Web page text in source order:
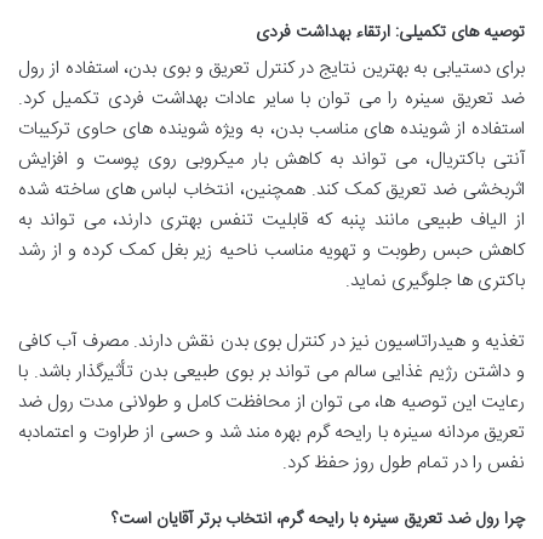
توصیه های تکمیلی: ارتقاء بهداشت فردی
برای دستیابی به بهترین نتایج در کنترل تعریق و بوی بدن، استفاده از رول
ضد تعریق سینره را می توان با سایر عادات بهداشت فردی تکمیل کرد.
استفاده ازشوینده های مناسب بدن، به ویژه شوینده های حاوی ترکیبات
آنتی باکتریال، می تواند به کاهش بار میکروبی روی پوست و افزایش
اثربخشی ضد تعریق کمک کند. همچنین، انتخاب لباس های ساخته شده
از الیاف طبیعی مانند پنبه که قابلیت تنفس بهتری دارند، می تواند به
کاهش حبس رطوبت و تهویه مناسب ناحیه زیر بغل کمک کرده و از رشد
باکتری ها جلوگیری نماید.
تغذیه و هیدراتاسیون نیز در کنترل بوی بدن نقش دارند. مصرف آب کافی
و داشتن رژیم غذایی سالم می تواند بر بوی طبیعی بدن تأثیرگذار باشد. با
رعایت این توصیه ها، می توان از محافظت کامل و طولانی مدت رول ضد
تعریق مردانه سینره با رایحه گرم بهره مند شد و حسی از طراوت و اعتمادبه
نفس را در تمام طول روز حفظ کرد.
چرا رول ضد تعریق سینره با رایحه گرم، انتخاب برتر آقایان است؟